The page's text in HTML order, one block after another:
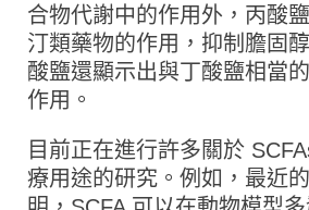
合物代謝中的作用外，丙酸
汀類藥物的作用，抑制膽固
酸鹽還顯示出與丁酸鹽相當
作用。
目前正在進行許多關於
療用途的研究。例如，最近